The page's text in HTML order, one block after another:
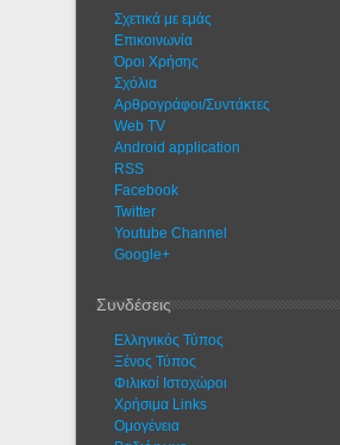
Σχετικά με εμάς
Eπικοινωνία
Όροι Χρήσης
Σχόλια
Αρθρογράφοι/Συντάκτες
Web TV
Android application
RSS
Facebook
Twitter
Youtube Channel
Google+
Συνδέσεις
Ελληνικός Τύπος
Ξένος Τύπος
Φιλικοί Ιστοχώροι
Χρήσιμα Links
Ομογένεια